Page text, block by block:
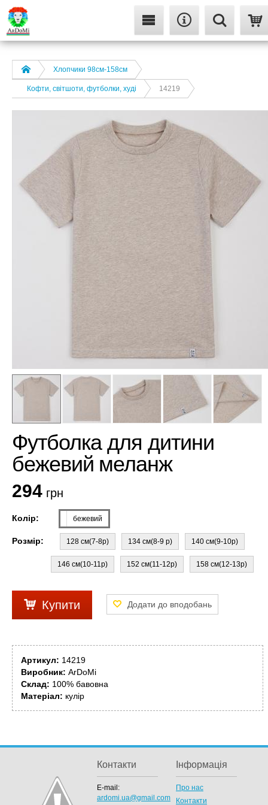
Хлопчики 98см-158см
Кофти, світшоти, футболки, худі 14219
Футболка для дитини
бежевий меланж
294 грн
Колір: бежевий
Розмір: 128 см(7-8р) 134 см(8-9 р) 140 см(9-10р)
146 см(10-11р) 152 см(11-12р) 158 см(12-13р)
Купити
Артикул: 14219
Виробник: ArDoMi
Склад: 100% бавовна
Матеріал: кулір
Контакти
E-mail:
ardomi.ua@gmail.com
Інформація
Про нас
Контакти